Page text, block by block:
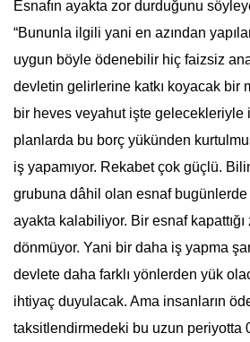
Esnafın ayakta zor durduğunu
“Bununla ilgili yani en azından
uygun böyle ödenebilir hiç faizsiz
devletin gelirlerine katkı koyacak bir
bir heves veyahut işte gelecekleriyle
planlarda bu borç yükünden
iş yapamıyor. Rekabet çok güçlü.
grubuna dâhil olan esnaf
ayakta kalabiliyor. Bir esnaf
dönmüyor. Yani bir daha iş yapma
devlete daha farklı yönlerden yük
ihtiyaç duyulacak. Ama insanların
taksitlendirmedeki bu uzun periyotta